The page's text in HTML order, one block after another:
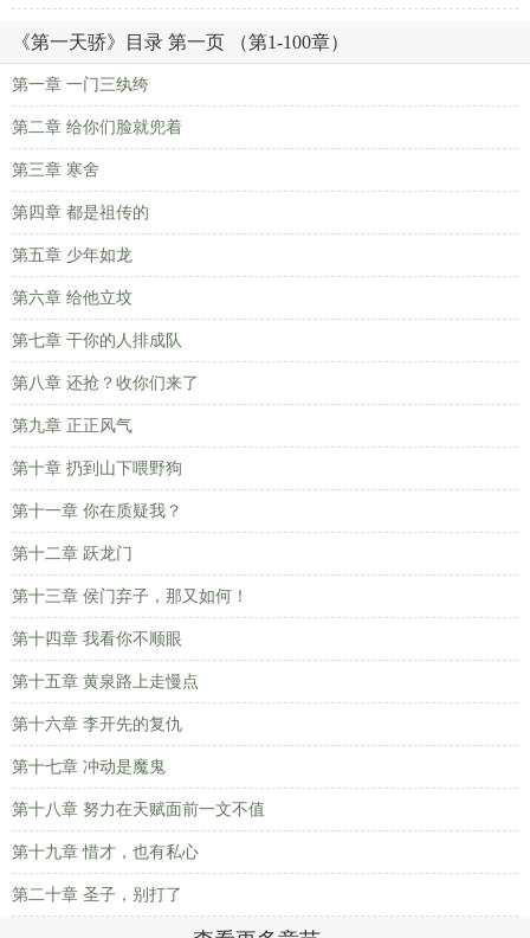
《第一天骄》目录 第一页 （第1-100章）
第一章 一门三纨绔
第二章 给你们脸就兜着
第三章 寒舍
第四章 都是祖传的
第五章 少年如龙
第六章 给他立坟
第七章 干你的人排成队
第八章 还抢？收你们来了
第九章 正正风气
第十章 扔到山下喂野狗
第十一章 你在质疑我？
第十二章 跃龙门
第十三章 侯门弃子，那又如何！
第十四章 我看你不顺眼
第十五章 黄泉路上走慢点
第十六章 李开先的复仇
第十七章 冲动是魔鬼
第十八章 努力在天赋面前一文不值
第十九章 惜才，也有私心
第二十章 圣子，别打了